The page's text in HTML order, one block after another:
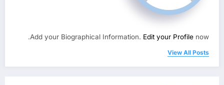
Add your Biographical Information. Edit your Profile now.
View All Posts